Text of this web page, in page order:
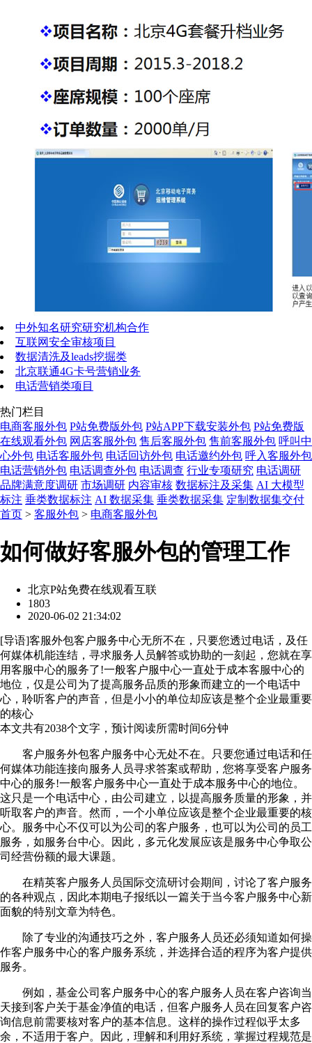
中外知名研究研究机构合作
互联网安全审核项目
数据清洗及leads挖掘类
北京联通4G卡号营销业务
电话营销类项目
热门栏目
电商客服外包 P站免费版外包 P站APP下载安装外包 P站免费版
在线观看外包 网店客服外包 售后客服外包 售前客服外包 呼叫中
心外包 电话客服外包 电话回访外包 电话邀约外包 呼入客服外包
电话营销外包 电话调查外包 电话调查 行业专项研究 电话调研
品牌满意度调研 市场调研 内容审核 数据标注及采集 AI 大模型
标注 垂类数据标注 AI 数据采集 垂类数据采集 定制数据集交付
首页 > 客服外包 > 电商客服外包
如何做好客服外包的管理工作
北京P站免费在线观看互联
1803
2020-06-02 21:34:02
[导语]客服外包客户服务中心无所不在，只要您透过电话，及任
何媒体机能连结，寻求服务人员解答或协助的一刻起，您就在享
用客服中心的服务了!一般客户服中心一直处于成本客服中心的
地位，仅是公司为了提高服务品质的形象而建立的一个电话中
心，聆听客户的声音，但是小小的单位却应该是整个企业最重要
的核心
本文共有2038个文字，预计阅读所需时间6分钟
客户服务外包客户服务中心无处不在。只要您通过电话和任
何媒体功能连接向服务人员寻求答案或帮助，您将享受客户服务
中心的服务!一般客户服务中心一直处于成本服务中心的地位。
这只是一个电话中心，由公司建立，以提高服务质量的形象，并
听取客户的声音。然而，一个小单位应该是整个企业最重要的核
心。服务中心不仅可以为公司的客户服务，也可以为公司的员工
服务，如服务台中心。因此，多元化发展应该是服务中心争取公
司经营份额的最大课题。
在精英客户服务人员国际交流研讨会期间，讨论了客户服务
的各种观点，因此本期电子报纸以一篇关于当今客户服务中心新
面貌的特别文章为特色。
除了专业的沟通技巧之外，客户服务人员还必须知道如何操
作客户服务中心的客户服务系统，并选择合适的程序为客户提供
服务。
例如，基金公司客户服务中心的客户服务人员在客户咨询当
天接到客户关于基金净值的电话，但客户服务人员在回复客户咨
询信息前需要核对客户的基本信息。这样的操作过程似乎太多
余，不适用于客户。因此，理解和利用好系统，掌握过程规范是